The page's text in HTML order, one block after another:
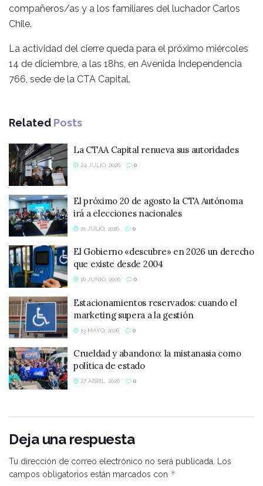
compañeros/as y a los familiares del luchador Carlos
Chile.
La actividad del cierre queda para el próximo miércoles
14 de diciembre, a las 18hs, en Avenida Independencia
766, sede de la CTA Capital.
Related Posts
La CTAA Capital renueva sus autoridades
24 JULIO, 2026 0
El próximo 20 de agosto la CTA Autónoma
irá a elecciones nacionales
21 JULIO, 2026 0
El Gobierno «descubre» en 2026 un derecho
que existe desde 2004
16 JUNIO, 2026 0
Estacionamientos reservados: cuando el
marketing supera a la gestión
13 MAYO, 2026 0
Crueldad y abandono: la mistanasia como
política de estado
27 ABRIL, 2026 0
Deja una respuesta
Tu dirección de correo electrónico no será publicada.
Los
campos obligatorios están marcados con *